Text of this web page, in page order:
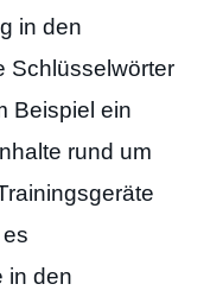
in den
Schlüsselwörter
Beispiel ein
rund um
in den